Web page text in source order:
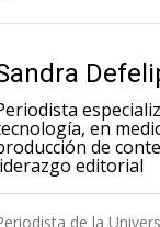
en
de
editorial
de la